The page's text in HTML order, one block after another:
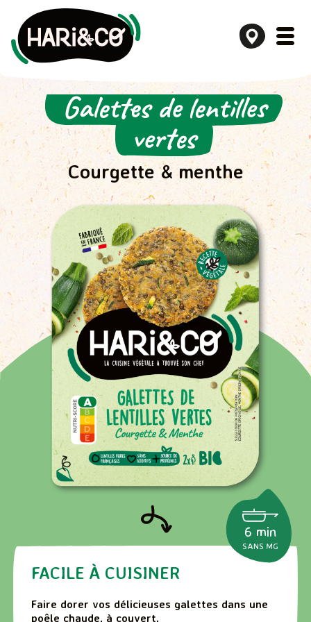
Aller
contenu
Galettes de lentilles
vertes
Courgette & menthe
FACILE À CUISINER
Faire dorer vos délicieuses galettes dans une
poêle chaude, à couvert.
6 min
SANS MG